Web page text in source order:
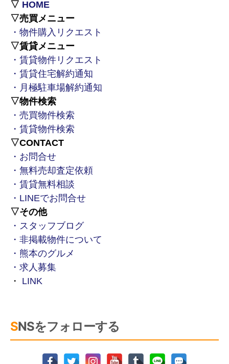
▽ HOME
▽売買メニュー
・物件購入リクエスト
▽賃貸メニュー
・賃貸物件リクエスト
・賃貸住宅解約通知
・月極駐車場解約通知
▽物件検索
・売買物件検索
・賃貸物件検索
▽CONTACT
・お問合せ
・無料売却査定依頼
・賃貸無料相談
・LINEでお問合せ
▽その他
・スタッフブログ
・非掲載物件について
・熊本のグルメ
・求人募集
・ LINK
SNSをフォローする